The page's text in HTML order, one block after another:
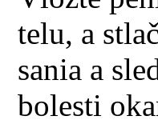
telu, a
sania a
bolesti